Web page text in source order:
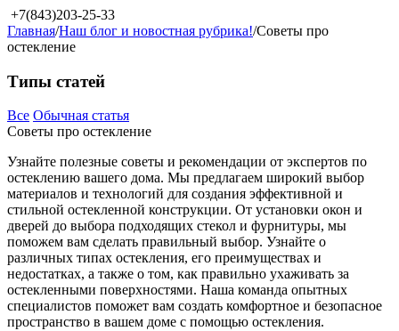
+7(843)203-25-33
Главная/Наш блог и новостная рубрика!/Советы про
остекление
Типы статей
Все Обычная статья
Советы про остекление
Узнайте полезные советы и рекомендации от экспертов по
остеклению вашего дома. Мы предлагаем широкий выбор
материалов и технологий для создания эффективной и
стильной остекленной конструкции. От установки окон и
дверей до выбора подходящих стекол и фурнитуры, мы
поможем вам сделать правильный выбор. Узнайте о
различных типах остекления, его преимуществах и
недостатках, а также о том, как правильно ухаживать за
остекленными поверхностями. Наша команда опытных
специалистов поможет вам создать комфортное и безопасное
пространство в вашем доме с помощью остекления.